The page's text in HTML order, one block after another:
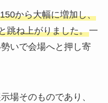
から大幅に増加し、
跳ね上がりました。一
いで会場へと押し寄
場そのものであり、